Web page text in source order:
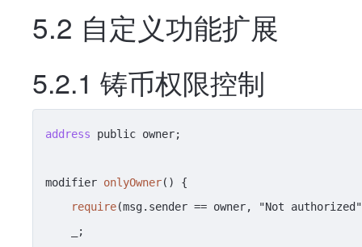
5.2 自定义功能扩展
5.2.1 铸币权限控制
address public owner;
modifier onlyOwner() {
require(msg.sender == owner, "Not